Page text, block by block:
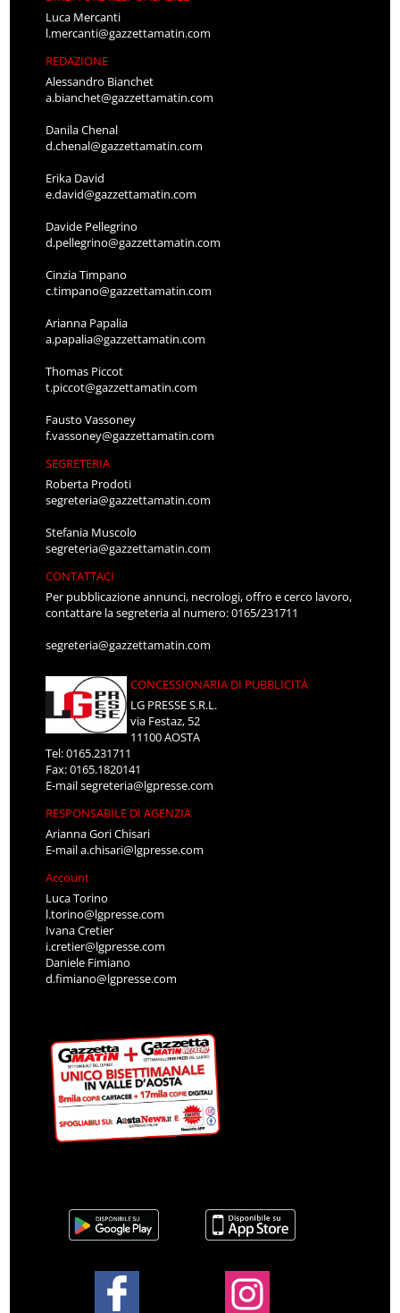
Luca Mercanti
l.mercanti@gazzettamatin.com
REDAZIONE
Alessandro Bianchet
a.bianchet@gazzettamatin.com
Danila Chenal
d.chenal@gazzettamatin.com
Erika David
e.david@gazzettamatin.com
Davide Pellegrino
d.pellegrino@gazzettamatin.com
Cinzia Timpano
c.timpano@gazzettamatin.com
Arianna Papalia
a.papalia@gazzettamatin.com
Thomas Piccot
t.piccot@gazzettamatin.com
Fausto Vassoney
f.vassoney@gazzettamatin.com
SEGRETERIA
Roberta Prodoti
segreteria@gazzettamatin.com
Stefania Muscolo
segreteria@gazzettamatin.com
CONTATTACI
Per pubblicazione annunci, necrologi, offro e cerco lavoro,
contattare la segreteria al numero: 0165/231711
segreteria@gazzettamatin.com
CONCESSIONARIA DI PUBBLICITÀ
LG PRESSE S.R.L.
via Festaz, 52
11100 AOSTA
Tel: 0165.231711
Fax: 0165.1820141
E-mailsegreteria@lgpresse.com
RESPONSABILE DI AGENZIA
Arianna Gori Chisari
E-maila.chisari@lgpresse.com
Account
Luca Torino
l.torino@lgpresse.com
Ivana Cretier
i.cretier@lgpresse.com
Daniele Fimiano
d.fimiano@lgpresse.com